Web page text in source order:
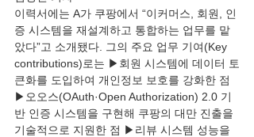
이력서에는 A가 쿠팡에서 “이커머스, 회원, 인
증 시스템을 재설계하고 통합하는 업무를 맡
았다”고 소개됐다. 그의 주요 업무 기여(Key
contributions)로는 ▶회원 시스템에 데이터 토
큰화를 도입하여 개인정보 보호를 강화한 점
▶오오스(OAuth·Open Authorization) 2.0 기
반 인증 시스템을 구현해 쿠팡의 대만 진출을
기술적으로 지원한 점 ▶리뷰 시스템 성능을